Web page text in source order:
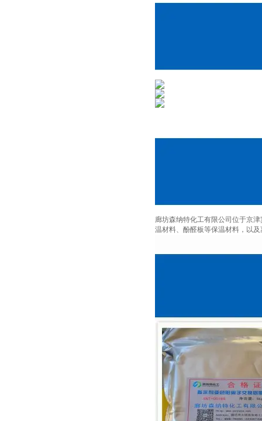
廊坊森纳特化工有限公司位于京
温材料、酚醛板等保温材料，以